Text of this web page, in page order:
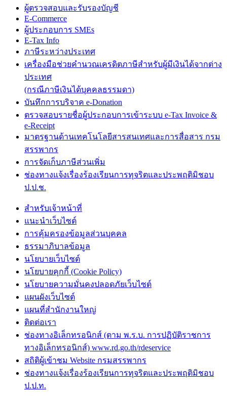
ผู้ตรวจสอบและรับรองบัญชี
E-Commerce
ผู้ประกอบการ SMEs
E-Tax Info
ภาษีระหว่างประเทศ
เครื่องมือช่วยคำนวณเครดิตภาษีสำหรับผู้มีเงินได้จากต่าง
ประเทศ
(กรณีภาษีเงินได้บุคคลธรรมดา)
บันทึกการบริจาค e-Donation
ตรวจสอบรายชื่อผู้ประกอบการเข้าระบบ e-Tax Invoice &
e-Receipt
มาตรฐานด้านเทคโนโลยีสารสนเทศและการสื่อสาร กรม
สรรพากร
การจัดเก็บภาษีส่วนเพิ่ม
ช่องทางแจ้งเรื่องร้องเรียนการทุจริตและประพฤติมิชอบ
ป.ป.ช.
สำหรับเจ้าหน้าที่
แนะนำเว็บไซต์
การคุ้มครองข้อมูลส่วนบุคคล
ธรรมาภิบาลข้อมูล
นโยบายเว็บไซต์
นโยบายคุกกี้ (Cookie Policy)
นโยบายความมั่นคงปลอดภัยเว็บไซต์
แผนผังเว็บไซต์
แผนที่สำนักงานใหญ่
ติดต่อเรา
ช่องทางอิเล็กทรอนิกส์ (ตาม พ.ร.บ. การปฏิบัติราชการ
ทางอิเล็กทรอนิกส์) www.rd.go.th/rdeservice
สถิติผู้เข้าชม Website กรมสรรพากร
ช่องทางแจ้งเรื่องร้องเรียนการทุจริตและประพฤติมิชอบ
ป.ป.ท.